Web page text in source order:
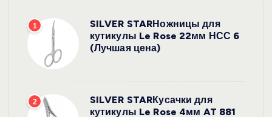
1
SILVER STARНожницы для
кутикулы Le Rose 22мм НСС 6
(Лучшая цена)
2
SILVER STARКусачки для
кутикулы Le Rose 4мм AT 881